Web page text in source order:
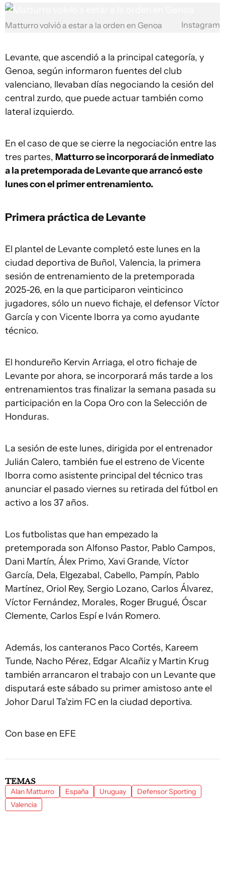
Matturro volvió a estar a la orden en Genoa Instagram
Levante, que ascendió a la principal categoría, y
Genoa, según informaron fuentes del club
valenciano, llevaban días negociando la cesión del
central zurdo, que puede actuar también como
lateral izquierdo.
En el caso de que se cierre la negociación entre las
tres partes, Matturro se incorporará de inmediato
a la pretemporada de Levante que arrancó este
lunes con el primer entrenamiento.
Primera práctica de Levante
El plantel de Levante completó este lunes en la
ciudad deportiva de Buñol, Valencia, la primera
sesión de entrenamiento de la pretemporada
2025-26, en la que participaron veinticinco
jugadores, sólo un nuevo fichaje, el defensor Víctor
García y con Vicente Iborra ya como ayudante
técnico.
El hondureño Kervin Arriaga, el otro fichaje de
Levante por ahora, se incorporará más tarde a los
entrenamientos tras finalizar la semana pasada su
participación en la Copa Oro con la Selección de
Honduras.
La sesión de este lunes, dirigida por el entrenador
Julián Calero, también fue el estreno de Vicente
Iborra como asistente principal del técnico tras
anunciar el pasado viernes su retirada del fútbol en
activo a los 37 años.
Los futbolistas que han empezado la
pretemporada son Alfonso Pastor, Pablo Campos,
Dani Martín, Álex Primo, Xavi Grande, Víctor
García, Dela, Elgezabal, Cabello, Pampín, Pablo
Martínez, Oriol Rey, Sergio Lozano, Carlos Álvarez,
Víctor Fernández, Morales, Roger Brugué, Óscar
Clemente, Carlos Espí e Iván Romero.
Además, los canteranos Paco Cortés, Kareem
Tunde, Nacho Pérez, Edgar Alcañiz y Martin Krug
también arrancaron el trabajo con un Levante que
disputará este sábado su primer amistoso ante el
Johor Darul Ta'zim FC en la ciudad deportiva.
Con base en EFE
TEMAS
Alan Matturro España Uruguay
Defensor Sporting
Valencia